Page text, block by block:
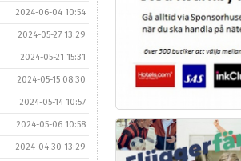
2024-06-04 10:54
2024-05-27 13:29
2024-05-21 15:31
2024-05-15 08:30
2024-05-14 10:57
2024-05-06 10:58
2024-04-30 13:29